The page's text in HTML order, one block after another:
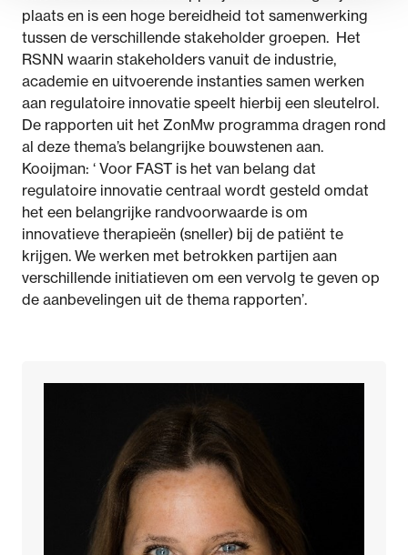
plaats en is een hoge bereidheid tot samenwerking
tussen de verschillende stakeholder groepen. Het
RSNN waarin stakeholders vanuit de industrie,
academie en uitvoerende instanties samen werken
aan regulatoire innovatie speelt hierbij een sleutelrol.
De rapporten uit het ZonMw programma dragen rond
al deze thema’s belangrijke bouwstenen aan.
Kooijman: ‘ Voor FAST is het van belang dat
regulatoire innovatie centraal wordt gesteld omdat
het een belangrijke randvoorwaarde is om
innovatieve therapieën (sneller) bij de patiënt te
krijgen. We werken met betrokken partijen aan
verschillende initiatieven om een vervolg te geven op
de aanbevelingen uit de thema rapporten’.